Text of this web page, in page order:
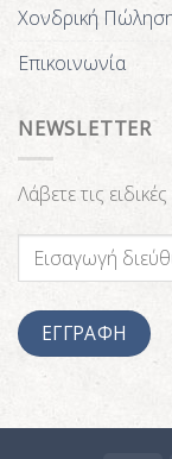
Χονδρική
Επικοινωνία
NEWSLETTER
Λάβετε τις